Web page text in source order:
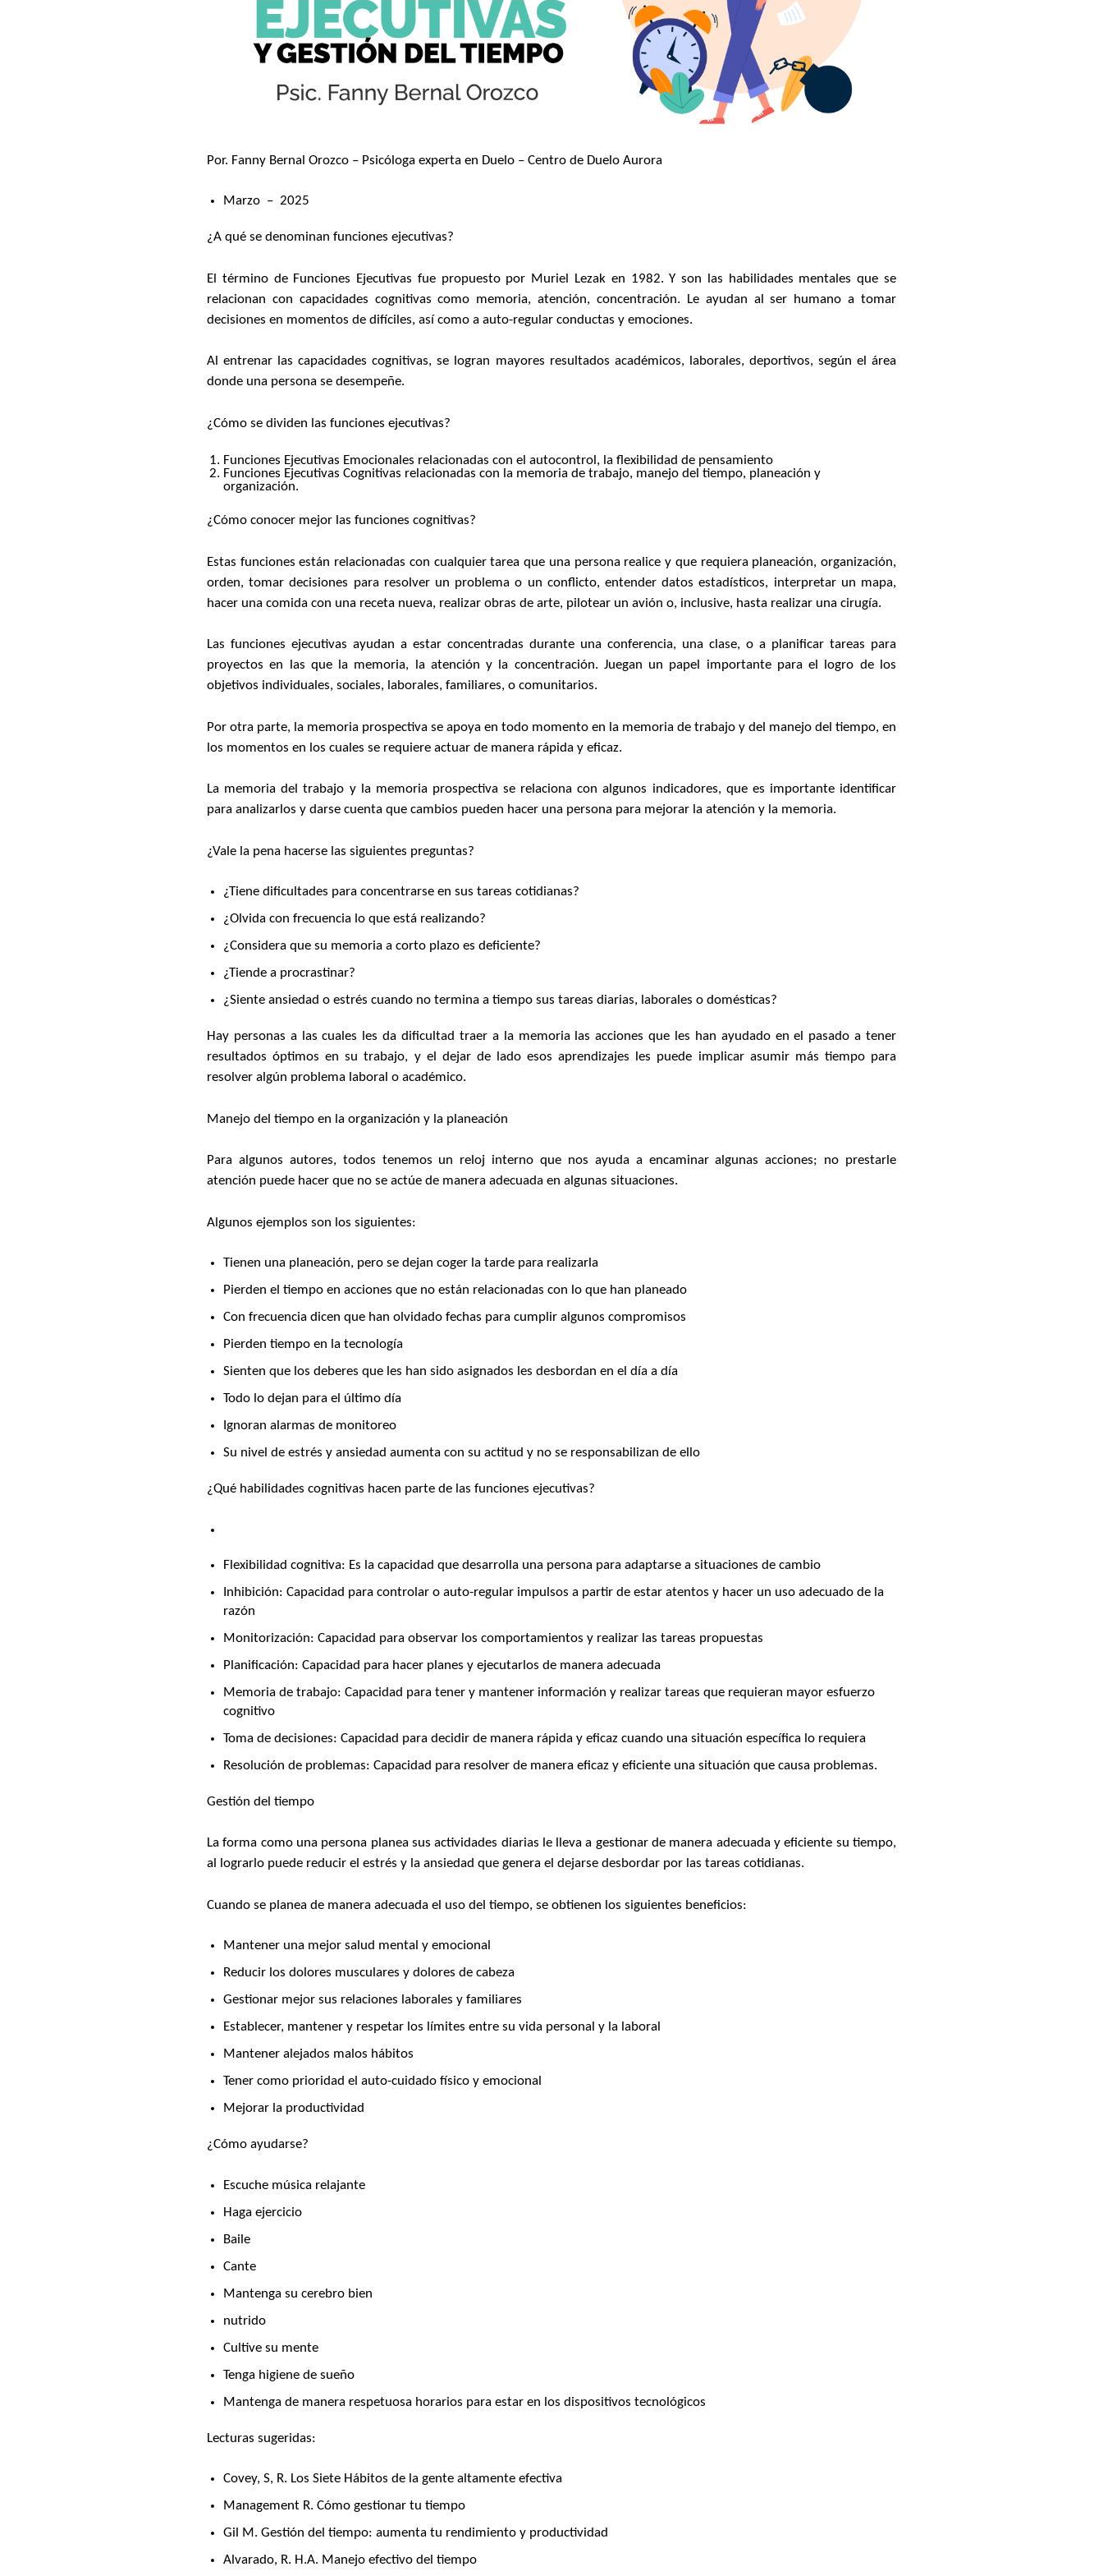
Por. Fanny Bernal Orozco – Psicóloga experta en Duelo – Centro de Duelo Aurora
Marzo – 2025
¿A qué se denominan funciones ejecutivas?
El término de Funciones Ejecutivas fue propuesto por Muriel Lezak en 1982. Y son las habilidades mentales que se
relacionan con capacidades cognitivas como memoria, atención, concentración. Le ayudan al ser humano a tomar
decisiones en momentos de difíciles, así como a auto-regular conductas y emociones.
Al entrenar las capacidades cognitivas, se logran mayores resultados académicos, laborales, deportivos, según el área
donde una persona se desempeñe.
¿Cómo se dividen las funciones ejecutivas?
Funciones Ejecutivas Emocionales relacionadas con el autocontrol, la flexibilidad de pensamiento
Funciones Ejecutivas Cognitivas relacionadas con la memoria de trabajo, manejo del tiempo, planeación y
organización.
¿Cómo conocer mejor las funciones cognitivas?
Estas funciones están relacionadas con cualquier tarea que una persona realice y que requiera planeación, organización,
orden, tomar decisiones para resolver un problema o un conflicto, entender datos estadísticos, interpretar un mapa,
hacer una comida con una receta nueva, realizar obras de arte, pilotear un avión o, inclusive, hasta realizar una cirugía.
Las funciones ejecutivas ayudan a estar concentradas durante una conferencia, una clase, o a planificar tareas para
proyectos en las que la memoria, la atención y la concentración. Juegan un papel importante para el logro de los
objetivos individuales, sociales, laborales, familiares, o comunitarios.
Por otra parte, la memoria prospectiva se apoya en todo momento en la memoria de trabajo y del manejo del tiempo, en
los momentos en los cuales se requiere actuar de manera rápida y eficaz.
La memoria del trabajo y la memoria prospectiva se relaciona con algunos indicadores, que es importante identificar
para analizarlos y darse cuenta que cambios pueden hacer una persona para mejorar la atención y la memoria.
¿Vale la pena hacerse las siguientes preguntas?
¿Tiene dificultades para concentrarse en sus tareas cotidianas?
¿Olvida con frecuencia lo que está realizando?
¿Considera que su memoria a corto plazo es deficiente?
¿Tiende a procrastinar?
¿Siente ansiedad o estrés cuando no termina a tiempo sus tareas diarias, laborales o domésticas?
Hay personas a las cuales les da dificultad traer a la memoria las acciones que les han ayudado en el pasado a tener
resultados óptimos en su trabajo, y el dejar de lado esos aprendizajes les puede implicar asumir más tiempo para
resolver algún problema laboral o académico.
Manejo del tiempo en la organización y la planeación
Para algunos autores, todos tenemos un reloj interno que nos ayuda a encaminar algunas acciones; no prestarle
atención puede hacer que no se actúe de manera adecuada en algunas situaciones.
Algunos ejemplos son los siguientes:
Tienen una planeación, pero se dejan coger la tarde para realizarla
Pierden el tiempo en acciones que no están relacionadas con lo que han planeado
Con frecuencia dicen que han olvidado fechas para cumplir algunos compromisos
Pierden tiempo en la tecnología
Sienten que los deberes que les han sido asignados les desbordan en el día a día
Todo lo dejan para el último día
Ignoran alarmas de monitoreo
Su nivel de estrés y ansiedad aumenta con su actitud y no se responsabilizan de ello
¿Qué habilidades cognitivas hacen parte de las funciones ejecutivas?
Flexibilidad cognitiva: Es la capacidad que desarrolla una persona para adaptarse a situaciones de cambio
Inhibición: Capacidad para controlar o auto-regular impulsos a partir de estar atentos y hacer un uso adecuado de la
razón
Monitorización: Capacidad para observar los comportamientos y realizar las tareas propuestas
Planificación: Capacidad para hacer planes y ejecutarlos de manera adecuada
Memoria de trabajo: Capacidad para tener y mantener información y realizar tareas que requieran mayor esfuerzo
cognitivo
Toma de decisiones: Capacidad para decidir de manera rápida y eficaz cuando una situación específica lo requiera
Resolución de problemas: Capacidad para resolver de manera eficaz y eficiente una situación que causa problemas.
Gestión del tiempo
La forma como una persona planea sus actividades diarias le lleva a gestionar de manera adecuada y eficiente su tiempo,
al lograrlo puede reducir el estrés y la ansiedad que genera el dejarse desbordar por las tareas cotidianas.
Cuando se planea de manera adecuada el uso del tiempo, se obtienen los siguientes beneficios:
Mantener una mejor salud mental y emocional
Reducir los dolores musculares y dolores de cabeza
Gestionar mejor sus relaciones laborales y familiares
Establecer, mantener y respetar los límites entre su vida personal y la laboral
Mantener alejados malos hábitos
Tener como prioridad el auto-cuidado físico y emocional
Mejorar la productividad
¿Cómo ayudarse?
Escuche música relajante
Haga ejercicio
Baile
Cante
Mantenga su cerebro bien
nutrido
Cultive su mente
Tenga higiene de sueño
Mantenga de manera respetuosa horarios para estar en los dispositivos tecnológicos
Lecturas sugeridas:
Covey, S, R. Los Siete Hábitos de la gente altamente efectiva
Management R. Cómo gestionar tu tiempo
Gil M. Gestión del tiempo: aumenta tu rendimiento y productividad
Alvarado, R. H.A. Manejo efectivo del tiempo